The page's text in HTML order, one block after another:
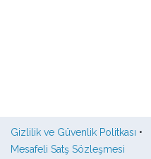
Gizlilik ve Güvenlik Politkası •
Mesafeli Satş Sözleşmesi